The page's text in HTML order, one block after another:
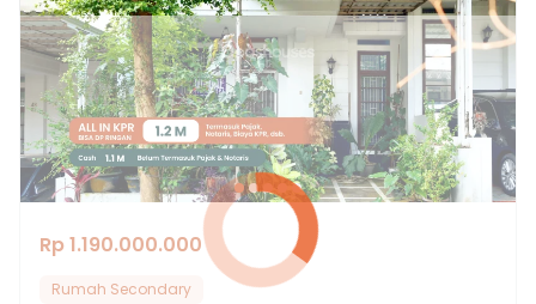
Rp 1.190.000.000
Rumah Secondary